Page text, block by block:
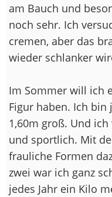
am Bauch und
noch sehr. Ich
cremen, aber das
wieder schlanker
Im Sommer will ich
Figur haben. Ich
1,60m groß. Und
und sportlich. Mit
frauliche Formen
zwei war ich ganz
jedes Jahr ein Kilo